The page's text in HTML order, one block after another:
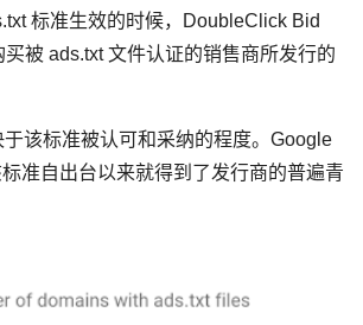
标准生效的时候，DoubleClick Bid
买被 ads.txt 文件认证的销售商所发行的
该标准被认可和采纳的程度。Google
准自出台以来就得到了发行商的普遍青